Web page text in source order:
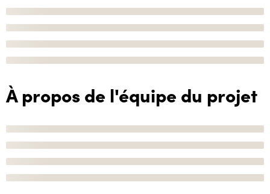
À propos de l'équipe du projet